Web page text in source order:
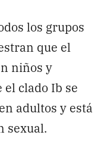
los grupos
que el
niños y
clado Ib se
adultos y está
sexual.